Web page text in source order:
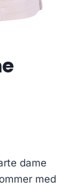
dame
med